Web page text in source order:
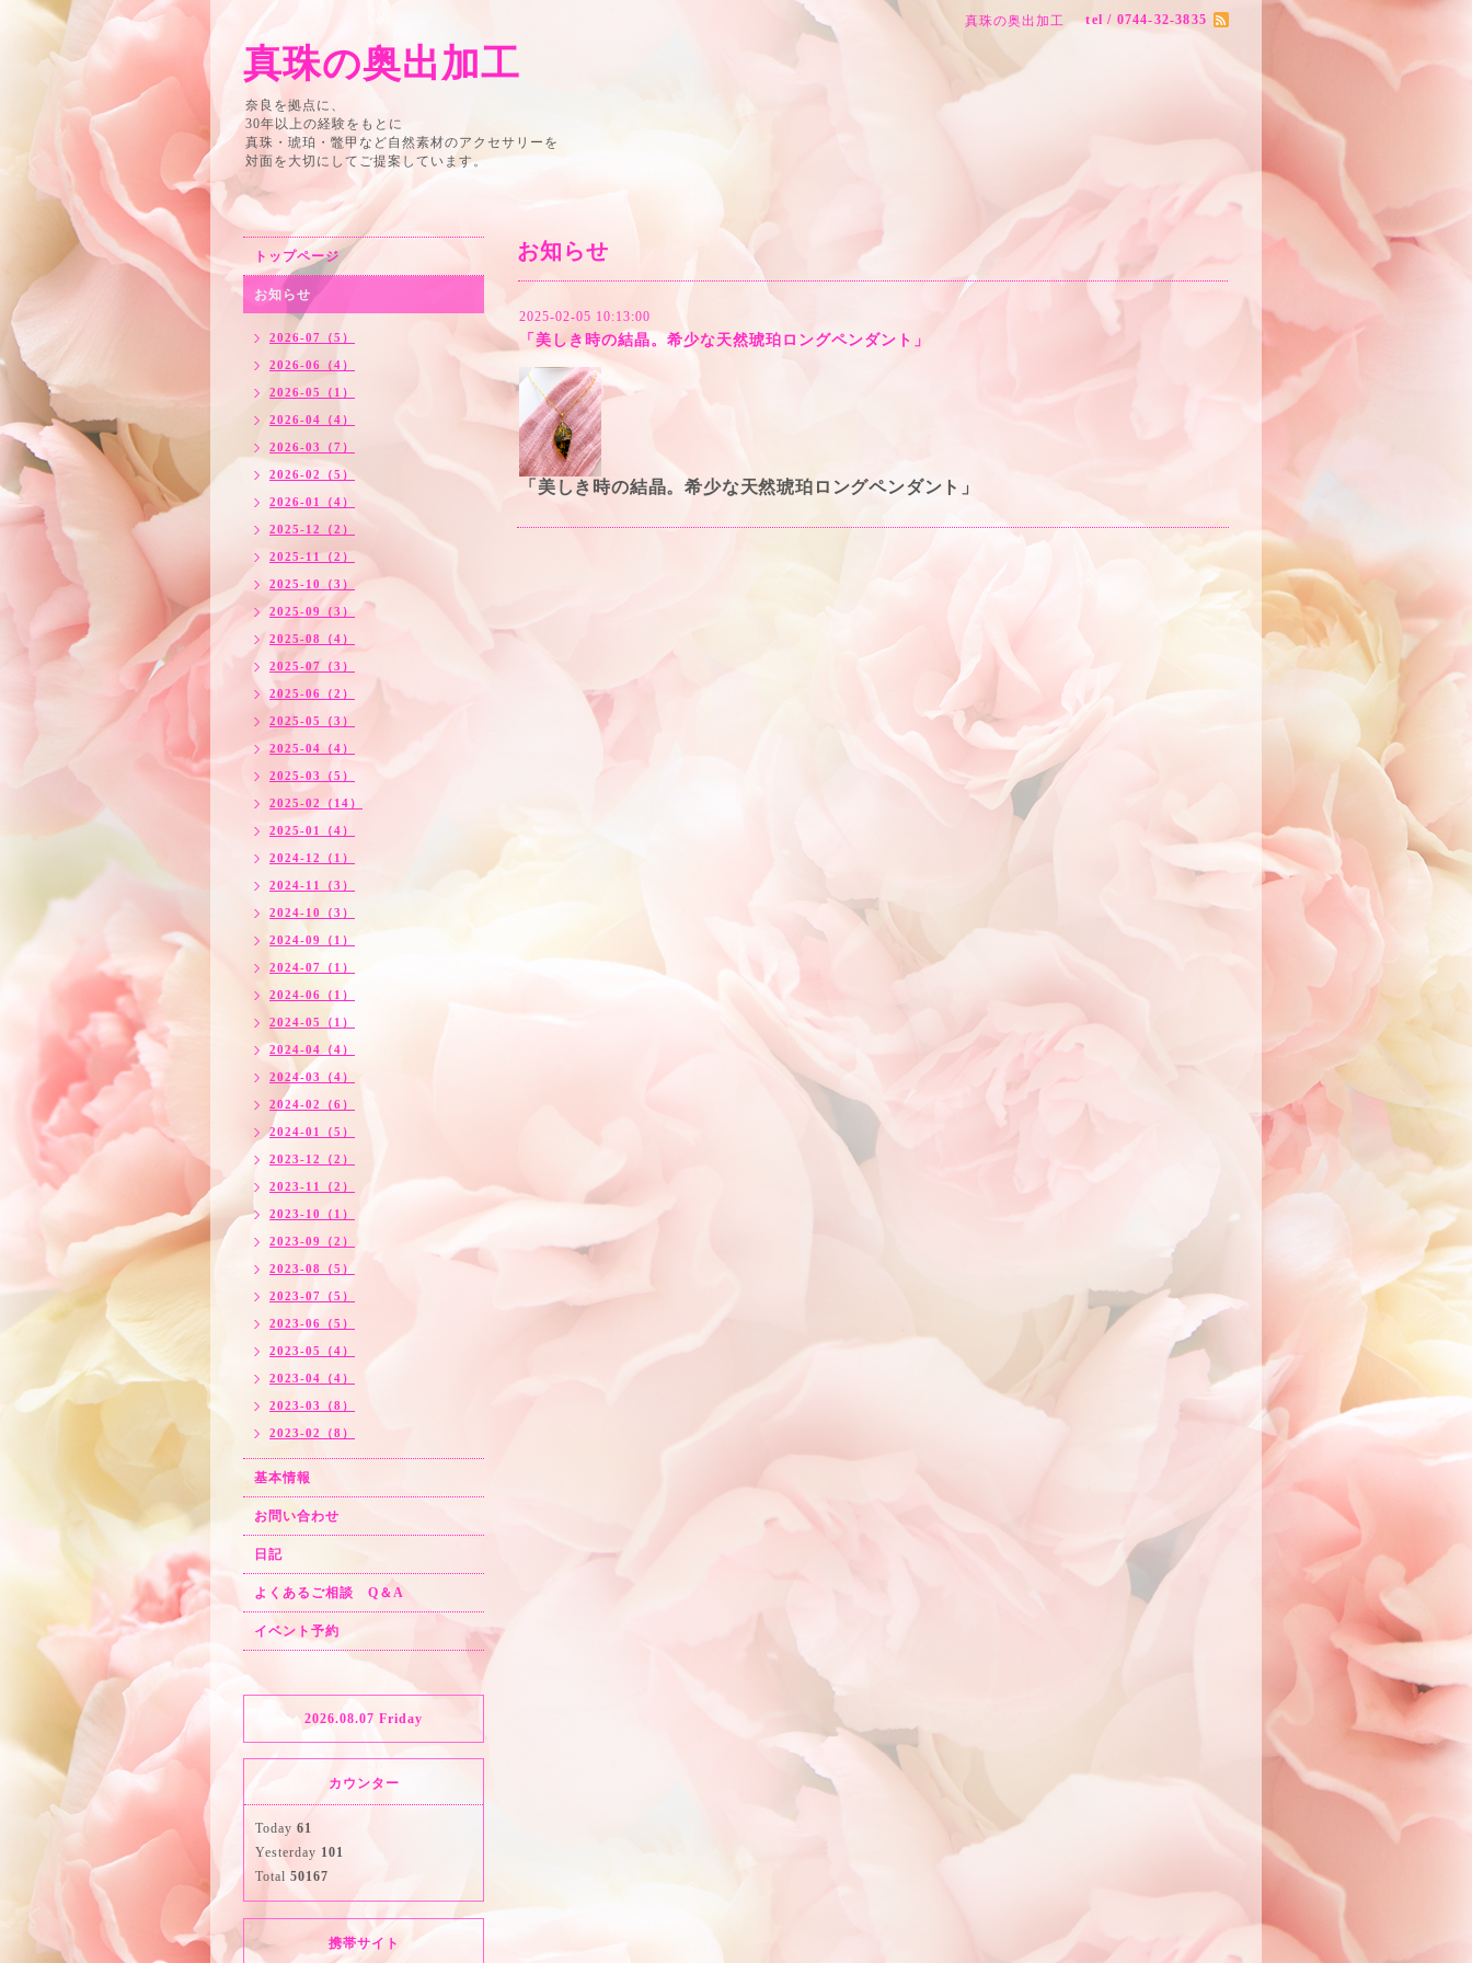
真珠の奥出加工 tel / 0744-32-3835
真珠の奥出加工
奈良を拠点に、
30年以上の経験をもとに
真珠・琥珀・鼈甲など自然素材のアクセサリーを
対面を大切にしてご提案しています。
お知らせ
2025-02-05 10:13:00
「美しき時の結晶。希少な天然琥珀ロングペンダント」
「美しき時の結晶。希少な天然琥珀ロングペンダント」
トップページ
お知らせ
2026-07（5）
2026-06（4）
2026-05（1）
2026-04（4）
2026-03（7）
2026-02（5）
2026-01（4）
2025-12（2）
2025-11（2）
2025-10（3）
2025-09（3）
2025-08（4）
2025-07（3）
2025-06（2）
2025-05（3）
2025-04（4）
2025-03（5）
2025-02（14）
2025-01（4）
2024-12（1）
2024-11（3）
2024-10（3）
2024-09（1）
2024-07（1）
2024-06（1）
2024-05（1）
2024-04（4）
2024-03（4）
2024-02（6）
2024-01（5）
2023-12（2）
2023-11（2）
2023-10（1）
2023-09（2）
2023-08（5）
2023-07（5）
2023-06（5）
2023-05（4）
2023-04（4）
2023-03（8）
2023-02（8）
基本情報
お問い合わせ
日記
よくあるご相談 Q＆A
イベント予約
2026.08.07 Friday
カウンター
Today 61
Yesterday 101
Total 50167
携帯サイト